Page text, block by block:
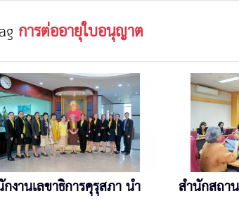
การต่ออายุใบอนุญาต
งานเลขาธิการคุรุสภา นำ
สำนักสถา